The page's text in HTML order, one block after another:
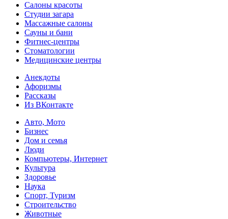
Салоны красоты
Студии загара
Массажные салоны
Сауны и бани
Фитнес-центры
Стоматологии
Медицинские центры
Анекдоты
Афоризмы
Рассказы
Из ВКонтакте
Авто, Мото
Бизнес
Дом и семья
Люди
Компьютеры, Интернет
Культура
Здоровье
Наука
Спорт, Туризм
Строительство
Животные